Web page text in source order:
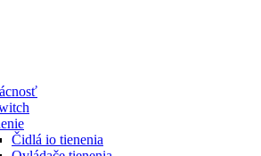
Čidlá io tienenia